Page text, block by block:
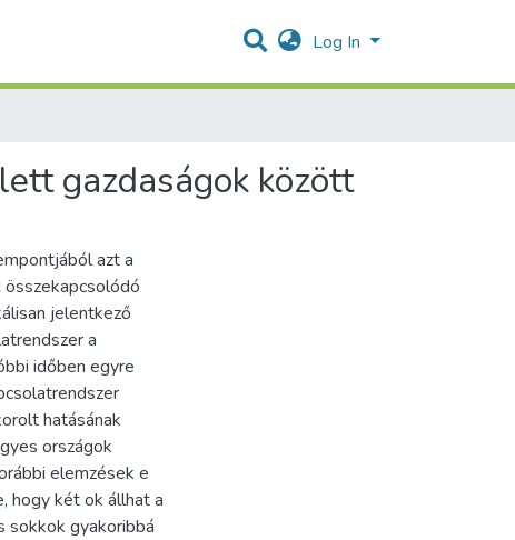
Log In
gazdaságok között
azt a
jelentkező
a
időben egyre
hatásának
országok
elemzések e
hogy két ok állhat a
sokkok gyakoribbá